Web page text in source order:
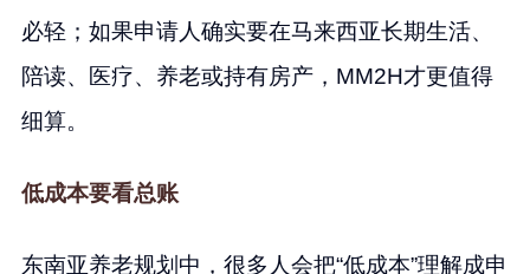
必轻；如果申请人确实要在马来西亚长期生活、
陪读、医疗、养老或持有房产，MM2H才更值得
细算。
低成本要看总账
东南亚养老规划中，很多人会把“低成本”理解成申